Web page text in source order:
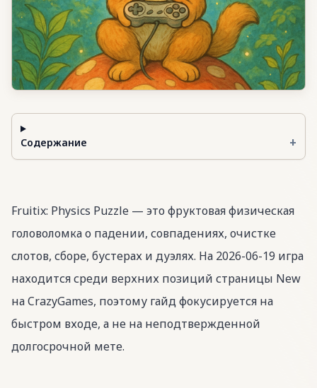
Содержание +
Fruitix: Physics Puzzle — это фруктовая физическая
головоломка о падении, совпадениях, очистке
слотов, сборе, бустерах и дуэлях. На 2026-06-19 игра
находится среди верхних позиций страницы New
на CrazyGames, поэтому гайд фокусируется на
быстром входе, а не на неподтвержденной
долгосрочной мете.